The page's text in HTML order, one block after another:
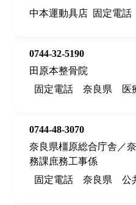
中本運動具店 固定電話
0744-32-5190
田原本整骨院
固定電話
奈良県 医
0744-48-3070
奈良県橿原総合庁舎／
務課庶務工事係
固定電話
奈良県 公